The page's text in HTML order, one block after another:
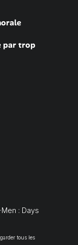
par trop
: Days
tous les